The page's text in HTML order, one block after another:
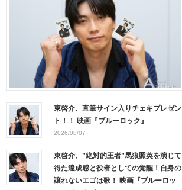
東啓介、直筆サイン入りチェキプレゼン
ト！！ 映画『ブルーロック』
2026/08/07
東啓介、”絶対的王者”馬狼照英を演じて
得た達成感と役者としての覚醒！自身の
譲れないエゴは歌！ 映画『ブルーロッ